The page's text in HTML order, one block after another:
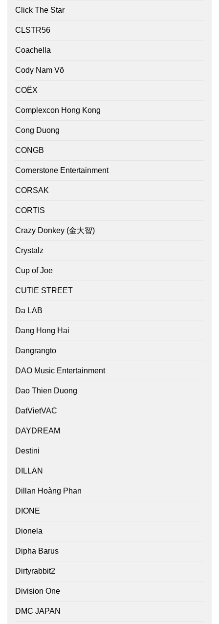
Click The Star
CLSTR56
Coachella
Cody Nam Võ
COËX
Complexcon Hong Kong
Cong Duong
CONGB
Cornerstone Entertainment
CORSAK
CORTIS
Crazy Donkey (金大智)
Crystalz
Cup of Joe
CUTIE STREET
Da LAB
Dang Hong Hai
Dangrangto
DAO Music Entertainment
Dao Thien Duong
DatVietVAC
DAYDREAM
Destini
DILLAN
Dillan Hoàng Phan
DIONE
Dionela
Dipha Barus
Dirtyrabbit2
Division One
DMC JAPAN